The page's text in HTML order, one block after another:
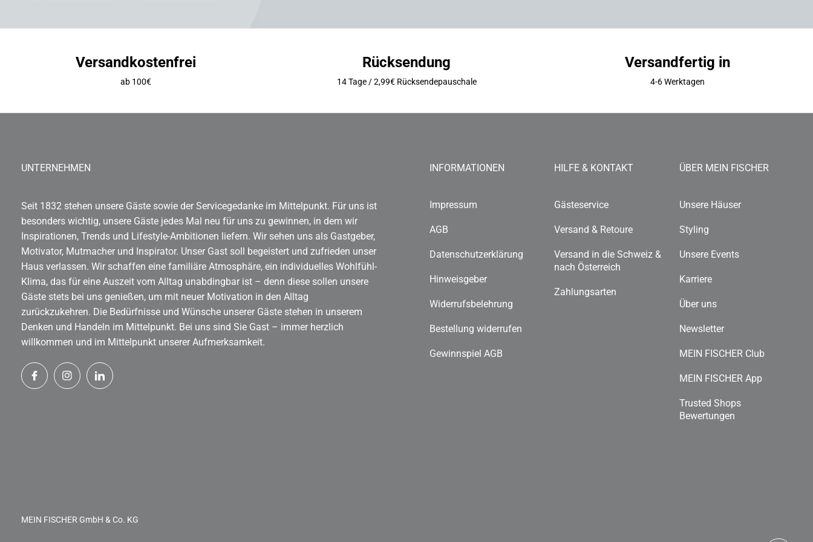
Versandkostenfrei
ab 100€
Rücksendung
14 Tage / 2,99€ Rücksendepauschale
Versandfertig in
4-6 Werktagen
UNTERNEHMEN
Seit 1832 stehen unsere Gäste sowie der Servicegedanke im Mittelpunkt. Für uns ist
besonders wichtig, unsere Gäste jedes Mal neu für uns zu gewinnen, in dem wir
Inspirationen, Trends und Lifestyle-Ambitionen liefern. Wir sehen uns als Gastgeber,
Motivator, Mutmacher und Inspirator. Unser Gast soll begeistert und zufrieden unser
Haus verlassen. Wir schaffen eine familiäre Atmosphäre, ein individuelles Wohlfühl-
Klima, das für eine Auszeit vom Alltag unabdingbar ist – denn diese sollen unsere
Gäste stets bei uns genießen, um mit neuer Motivation in den Alltag
zurückzukehren. Die Bedürfnisse und Wünsche unserer Gäste stehen in unserem
Denken und Handeln im Mittelpunkt. Bei uns sind Sie Gast – immer herzlich
willkommen und im Mittelpunkt unserer Aufmerksamkeit.
INFORMATIONEN
Impressum
AGB
Datenschutzerklärung
Hinweisgeber
Widerrufsbelehrung
Bestellung widerrufen
Gewinnspiel AGB
HILFE & KONTAKT
Gästeservice
Versand & Retoure
Versand in die Schweiz &
nach Österreich
Zahlungsarten
ÜBER MEIN FISCHER
Unsere Häuser
Styling
Unsere Events
Karriere
Über uns
Newsletter
MEIN FISCHER Club
MEIN FISCHER App
Trusted Shops
Bewertungen
MEIN FISCHER GmbH & Co. KG